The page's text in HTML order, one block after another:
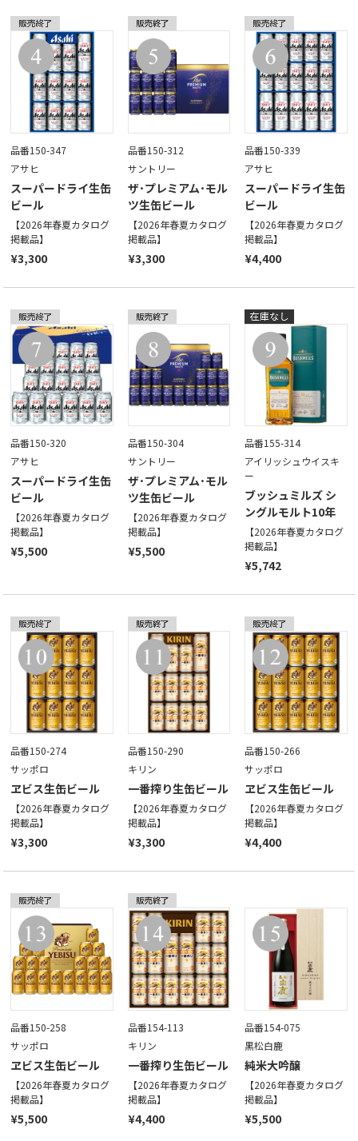
品番150-347
アサヒ
スーパードライ生缶
ビール
【2026年春夏カタログ
掲載品】
¥3,300
品番150-312
サントリー
ザ･プレミアム･モル
ツ生缶ビール
【2026年春夏カタログ
掲載品】
¥3,300
品番150-339
アサヒ
スーパードライ生缶
ビール
【2026年春夏カタログ
掲載品】
¥4,400
品番150-320
アサヒ
スーパードライ生缶
ビール
【2026年春夏カタログ
掲載品】
¥5,500
品番150-304
サントリー
ザ･プレミアム･モル
ツ生缶ビール
【2026年春夏カタログ
掲載品】
¥5,500
品番155-314
アイリッシュウイスキ
ー
ブッシュミルズ シ
ングルモルト10年
【2026年春夏カタログ
掲載品】
¥5,742
品番150-274
サッポロ
ヱビス生缶ビール
【2026年春夏カタログ
掲載品】
¥3,300
品番150-290
キリン
一番搾り生缶ビール
【2026年春夏カタログ
掲載品】
¥3,300
品番150-266
サッポロ
ヱビス生缶ビール
【2026年春夏カタログ
掲載品】
¥4,400
品番150-258
サッポロ
ヱビス生缶ビール
【2026年春夏カタログ
掲載品】
¥5,500
品番154-113
キリン
一番搾り生缶ビール
【2026年春夏カタログ
掲載品】
¥4,400
品番154-075
黒松白鹿
純米大吟醸
【2026年春夏カタログ
掲載品】
¥5,500